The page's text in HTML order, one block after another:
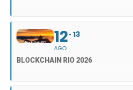
12
AGO
13
BLOCKCHAIN RIO 2026